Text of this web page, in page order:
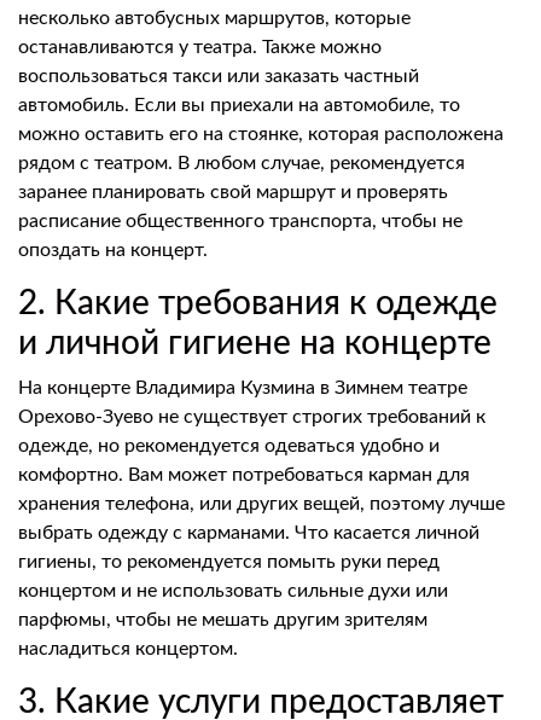
несколько автобусных маршрутов, которые
останавливаются у театра. Также можно
воспользоваться такси или заказать частный
автомобиль. Если вы приехали на автомобиле, то
можно оставить его на стоянке, которая расположена
рядом с театром. В любом случае, рекомендуется
заранее планировать свой маршрут и проверять
расписание общественного транспорта, чтобы не
опоздать на концерт.
2. Какие требования к одежде
и личной гигиене на концерте
На концерте Владимира Кузмина в Зимнем театре
Орехово-Зуево не существует строгих требований к
одежде, но рекомендуется одеваться удобно и
комфортно. Вам может потребоваться карман для
хранения телефона, или других вещей, поэтому лучше
выбрать одежду с карманами. Что касается личной
гигиены, то рекомендуется помыть руки перед
концертом и не использовать сильные духи или
парфюмы, чтобы не мешать другим зрителям
насладиться концертом.
3. Какие услуги предоставляет